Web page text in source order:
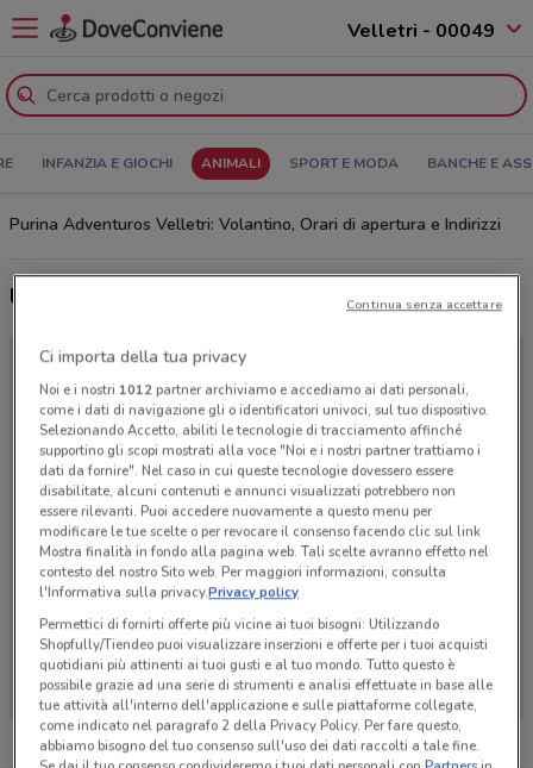
Velletri - 00049
INFANZIA E GIOCHI ANIMALI SPORT E MODA BANCHE E
Purina Adventuros Velletri: Volantino, Orari di apertura e Indirizzi
Ultime offerte del volantino Purina Adventuros
Ci dispiace, al momento non abbiamo pubblicato
volantini nella tua zona. Riprova più tardi.
Ci importa della tua privacy
Noi e i nostri 1012partner archiviamo e accediamo ai dati personali,
come i dati di navigazione gli o identificatori univoci, sul tuo dispositivo.
Selezionando Accetto, abiliti le tecnologie di tracciamento affinché
supportino gli scopi mostrati alla voce "Noi e i nostri partner trattiamo i
dati da fornire". Nel caso in cui queste tecnologie dovessero essere
disabilitate, alcuni contenuti e annunci visualizzati potrebbero non
essere rilevanti. Puoi accedere nuovamente a questo menu per
modificare le tue scelte o per revocare il consenso facendo clic sul link
Mostra finalità in fondo alla pagina web. Tali scelte avranno effetto nel
contesto del nostro Sito web. Per maggiori informazioni, consulta
l'Informativa sulla privacy.Privacy policy
Permettici di fornirti offerte più vicine ai tuoi bisogni: Utilizzando
Shopfully/Tiendeo puoi visualizzare inserzioni e offerte per i tuoi acquisti
quotidiani più attinenti ai tuoi gusti e al tuo mondo. Tutto questo è
possibile grazie ad una serie di strumenti e analisi effettuate in base alle
tue attività all'interno dell'applicazione e sulle piattaforme collegate,
come indicato nel paragrafo 2 della Privacy Policy. Per fare questo,
abbiamo bisogno del tuo consenso sull'uso dei dati raccolti a tale fine.
Continua senza accettare